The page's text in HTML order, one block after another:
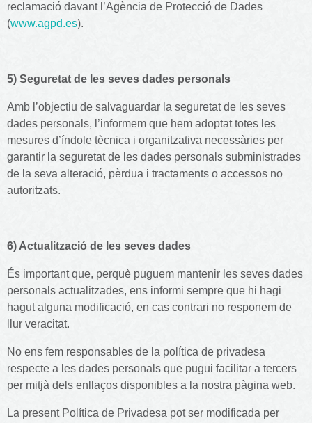
reclamació davant l’Agència de Protecció de Dades
(www.agpd.es).
5) Seguretat de les seves dades personals
Amb l’objectiu de salvaguardar la seguretat de les seves
dades personals, l’informem que hem adoptat totes les
mesures d’índole tècnica i organitzativa necessàries per
garantir la seguretat de les dades personals subministrades
de la seva alteració, pèrdua i tractaments o accessos no
autoritzats.
6) Actualització de les seves dades
És important que, perquè puguem mantenir les seves dades
personals actualitzades, ens informi sempre que hi hagi
hagut alguna modificació, en cas contrari no responem de
llur veracitat.
No ens fem responsables de la política de privadesa
respecte a les dades personals que pugui facilitar a tercers
per mitjà dels enllaços disponibles a la nostra pàgina web.
La present Política de Privadesa pot ser modificada per